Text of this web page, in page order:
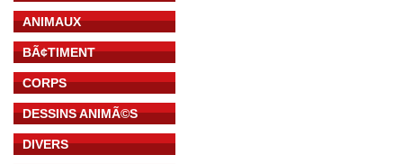
ANIMAUX
BÃ¢TIMENT
CORPS
DESSINS ANIMÃ©S
DIVERS